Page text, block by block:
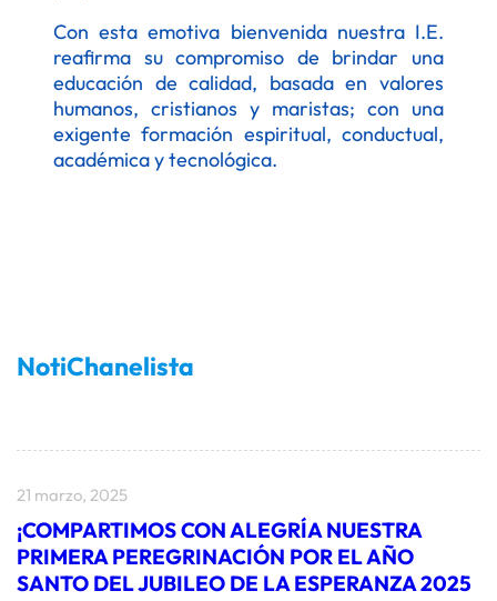
Con esta emotiva bienvenida nuestra I.E.
reafirma su compromiso de brindar una
educación de calidad, basada en valores
humanos, cristianos y maristas; con una
exigente formación espiritual, conductual,
académica y tecnológica.
NotiChanelista
21 marzo, 2025
¡COMPARTIMOS CON ALEGRÍA NUESTRA
PRIMERA PEREGRINACIÓN POR EL AÑO
SANTO DEL JUBILEO DE LA ESPERANZA 2025